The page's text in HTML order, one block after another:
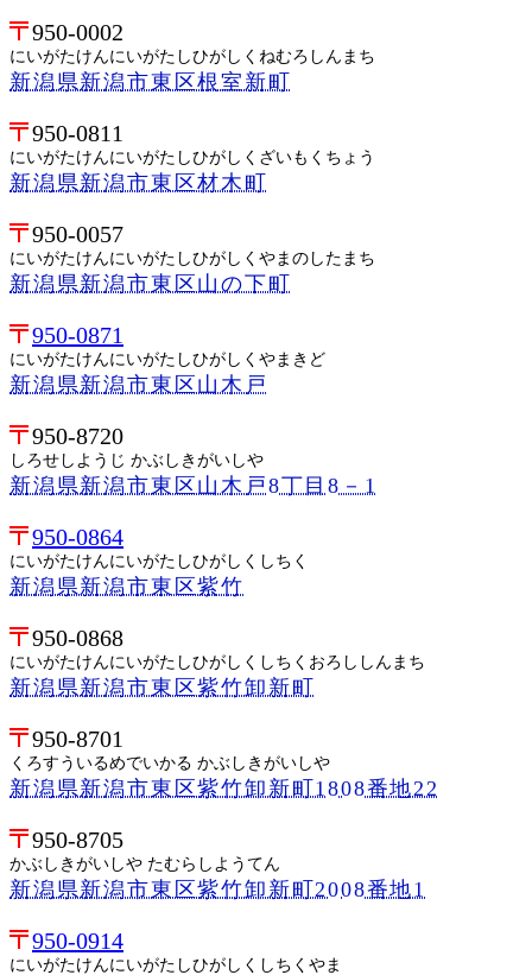
950-0002
にいがたけんにいがたしひがしくねむろしんまち
新潟県新潟市東区根室新町
950-0811
にいがたけんにいがたしひがしくざいもくちょう
新潟県新潟市東区材木町
950-0057
にいがたけんにいがたしひがしくやまのしたまち
新潟県新潟市東区山の下町
950-0871
にいがたけんにいがたしひがしくやまきど
新潟県新潟市東区山木戸
950-8720
しろせしようじ かぶしきがいしや
新潟県新潟市東区山木戸8丁目8－1
950-0864
にいがたけんにいがたしひがしくしちく
新潟県新潟市東区紫竹
950-0868
にいがたけんにいがたしひがしくしちくおろししんまち
新潟県新潟市東区紫竹卸新町
950-8701
くろすういるめでいかる かぶしきがいしや
新潟県新潟市東区紫竹卸新町1808番地22
950-8705
かぶしきがいしや たむらしようてん
新潟県新潟市東区紫竹卸新町2008番地1
950-0914
にいがたけんにいがたしひがしくしちくやま